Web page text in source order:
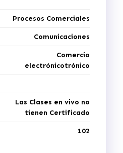
Procesos Comerciales
Comunicaciones
Comercio
electrónicotrónico
Las Clases en vivo no
tienen Certificado
102